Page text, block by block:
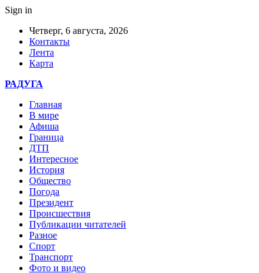
Sign in
Четверг, 6 августа, 2026
Контакты
Лента
Карта
РАДУГА
Главная
В мире
Афиша
Граница
ДТП
Интересное
История
Общество
Погода
Президент
Происшествия
Публикации читателей
Разное
Спорт
Транспорт
Фото и видео